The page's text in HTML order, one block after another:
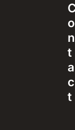
o
n
t
a
c
t